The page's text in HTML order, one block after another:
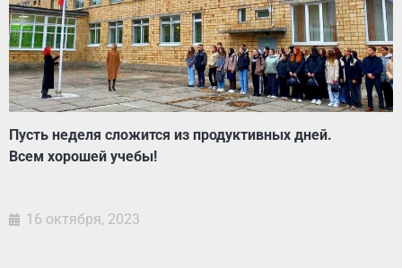
Пусть неделя сложится из продуктивных дней.
Всем хорошей учебы!
16 октября, 2023